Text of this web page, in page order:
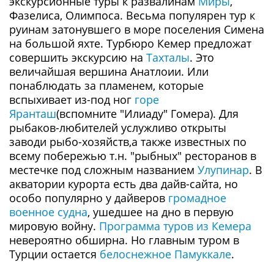
Фазелиса, Олимпоса. Весьма популярен тур к
руинам затонувшего в море поселения Симена
на большой яхте. Турбюро Кемер предложат
совершить экскурсию на Тахталы. Это
величайшая вершина Анатлоии. Или
понаблюдать за пламенем, которые
вспыхивает из-под ног горе
Яранташ(вспомните "Илиаду" Гомера). Для
рыбаков-любителей услужливо открыты
заводи рыбо-хозяйств,а также известных по
всему побережью т.н. "рыбных" ресторанов в
местечке под сложным названием Улупинар. В
акватории курорта есть два дайв-сайта, но
особо популярно у дайверов громадное
военное судна, ушедшее на дно в первую
мировую войну. Программа туров из Кемера
невероятно обширна. Но главным туром в
Турции остается белоснежное Памуккале.